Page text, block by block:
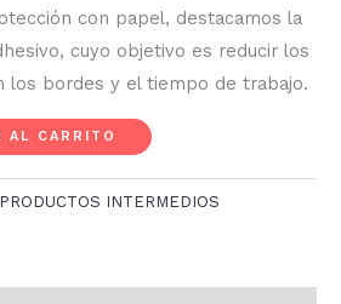
con papel, destacamos la
cuyo objetivo es reducir los
los bordes y el tiempo de trabajo.
AL CARRITO
PRODUCTOS INTERMEDIOS